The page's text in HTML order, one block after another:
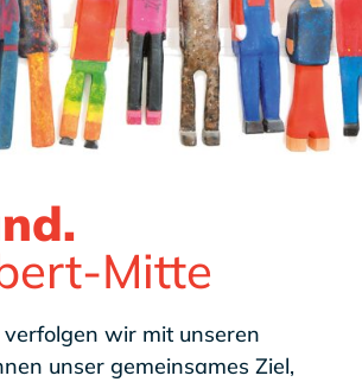
Mitte
verfolgen wir mit unseren
unser gemeinsames Ziel,